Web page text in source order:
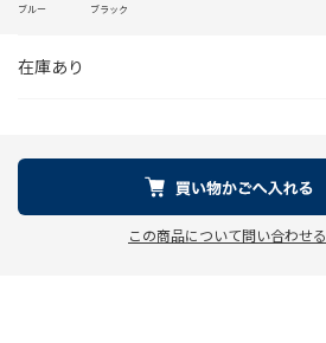
在庫あり
ブルー ブラック
この商品について問い合わせる